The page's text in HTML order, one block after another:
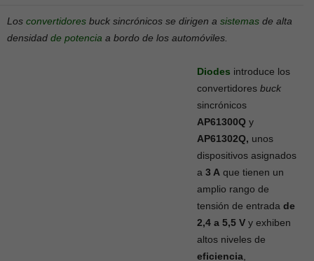
Los convertidores buck sincrónicos se dirigen a sistemas de alta
densidad de potencia a bordo de los automóviles.
Diodes introduce los
convertidores buck
sincrónicos
AP61300Q y
AP61302Q, unos
dispositivos asignados
a 3 A que tienen un
amplio rango de
tensión de entrada de
2,4 a 5,5 V y exhiben
altos niveles de
eficiencia